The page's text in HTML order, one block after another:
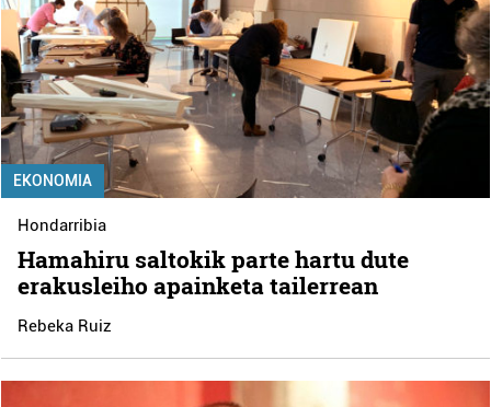
EKONOMIA
Hondarribia
Hamahiru saltokik parte hartu dute
erakusleiho apainketa tailerrean
Rebeka Ruiz